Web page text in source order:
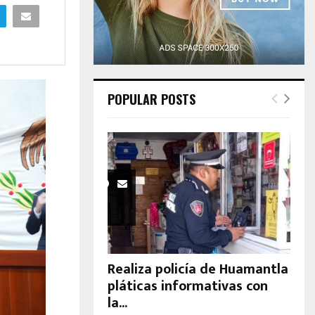
POPULAR POSTS
Realiza policía de Huamantla
pláticas informativas con
la...